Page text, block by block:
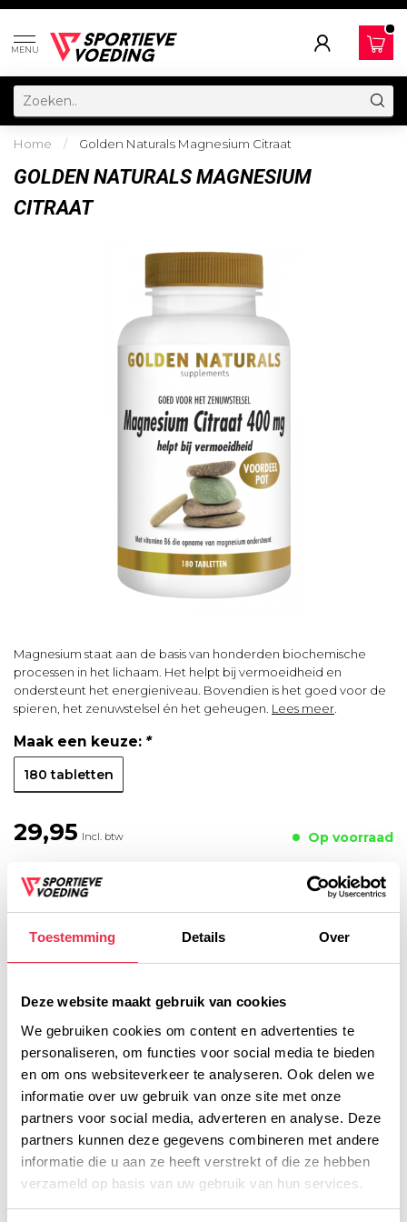
Toestemming Details Over
Deze website maakt gebruik van cookies
We gebruiken cookies om content en advertenties te
personaliseren, om functies voor social media te bieden
en om ons websiteverkeer te analyseren. Ook delen we
informatie over uw gebruik van onze site met onze
partners voor social media, adverteren en analyse. Deze
partners kunnen deze gegevens combineren met andere
informatie die u aan ze heeft verstrekt of die ze hebben
verzameld op basis van uw gebruik van hun services.
MENU
Home / Golden Naturals Magnesium Citraat
GOLDEN NATURALS MAGNESIUM
CITRAAT
Magnesium staat aan de basis van honderden biochemische
processen in het lichaam. Het helpt bij vermoeidheid en
ondersteunt het energieniveau. Bovendien is het goed voor de
spieren, het zenuwstelsel én het geheugen. Lees meer
Maak een keuze: *
180 tabletten
29,95 Incl. btw Op voorraad
Voor 16:00 besteld, dezelfde werkdag verzonden!
Gratis verzending vanaf € 45,- (NL)
Gratis cadeau vanaf € 75,-
Productomschrijving
Voedingswaarde